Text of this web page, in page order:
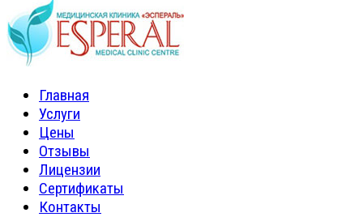
Главная
Услуги
Цены
Отзывы
Лицензии
Сертификаты
Контакты